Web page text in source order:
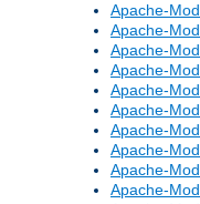
Apache-
Apache-
Apache-
Apache-
Apache-
Apache-
Apache-
Apache-
Apache-
Apache-